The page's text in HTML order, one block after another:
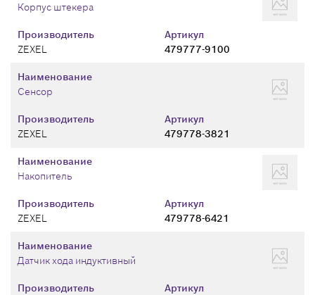
Производитель
ZEXEL
Артикул
479777-9100
Корпус штекера
Производитель
ZEXEL
Артикул
479778-3821
Наименование
Сенсор
Производитель
ZEXEL
Артикул
479778-6421
Наименование
Накопитель
Производитель
Артикул
Наименование
Датчик хода индуктивный